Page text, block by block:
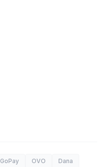
GoPay OVO Dana